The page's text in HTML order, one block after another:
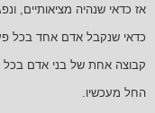
אז כדאי שנהיה מציאותיים,
כדאי שנקבל אדם אחד בכל
קבוצה אחת של בני אדם בכל
החל מעכשיו.